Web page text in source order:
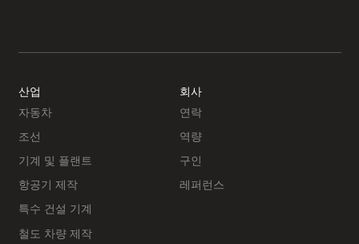
산업
자동차
조선
기계 및 플랜트
항공기 제작
특수 건설 기계
철도 차량 제작
회사
연락
역량
구인
레퍼런스